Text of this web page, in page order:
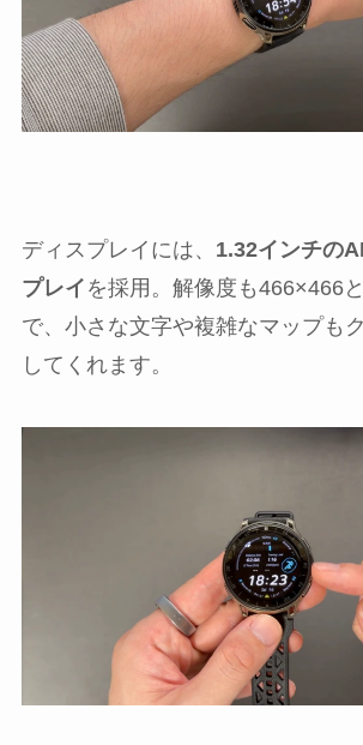
ディスプレイには、 1.32インチの
プレイ を採用。解像度も466×466
で、小さな文字や複雑なマップも
してくれます。